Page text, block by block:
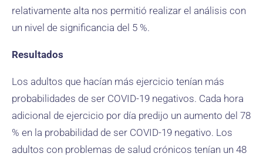
relativamente alta nos permitió realizar el análisis con
un nivel de significancia del 5 %.
Resultados
Los adultos que hacían más ejercicio tenían más
probabilidades de ser COVID-19 negativos. Cada hora
adicional de ejercicio por día predijo un aumento del 78
% en la probabilidad de ser COVID-19 negativo. Los
adultos con problemas de salud crónicos tenían un 48